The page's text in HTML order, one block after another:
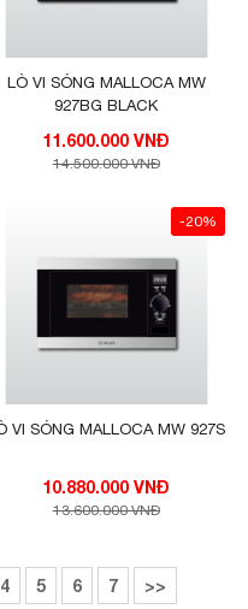
LÒ VI SÓNG MALLOCA MW
927BG BLACK
11.600.000 VNĐ
14.500.000 VNĐ
-20%
VI SÓNG MALLOCA MW 927S
10.880.000 VNĐ
13.600.000 VNĐ
4 5 6 7 >>